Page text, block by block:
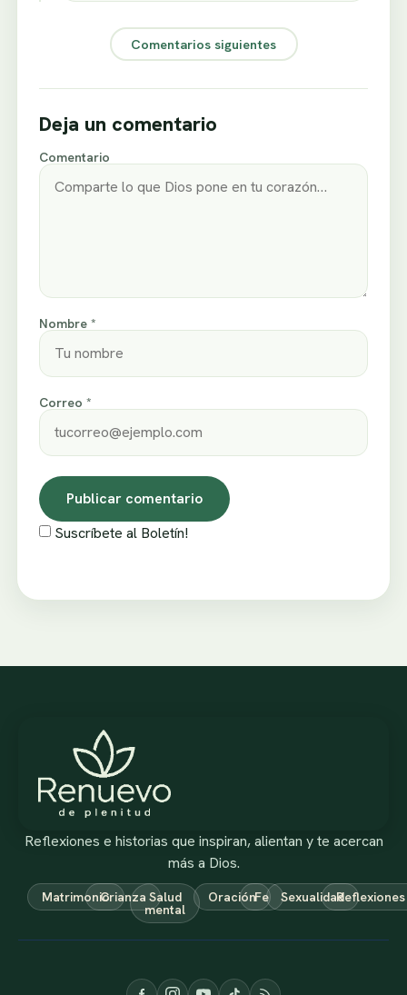
Comentarios siguientes
Deja un comentario
Comentario
Nombre *
Correo *
Suscríbete al Boletín!
Reflexiones e historias que inspiran, alientan y te acercan
más a Dios.
MatrimonioCrianza Salud
mental
OraciónFe SexualidadReflexiones